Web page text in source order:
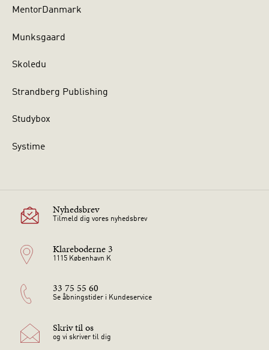
MentorDanmark
Munksgaard
Skoledu
Strandberg Publishing
Studybox
Systime
Nyhedsbrev
Tilmeld dig vores nyhedsbrev
Klareboderne 3
1115 København K
33 75 55 60
Se åbningstider i Kundeservice
Skriv til os
og vi skriver til dig